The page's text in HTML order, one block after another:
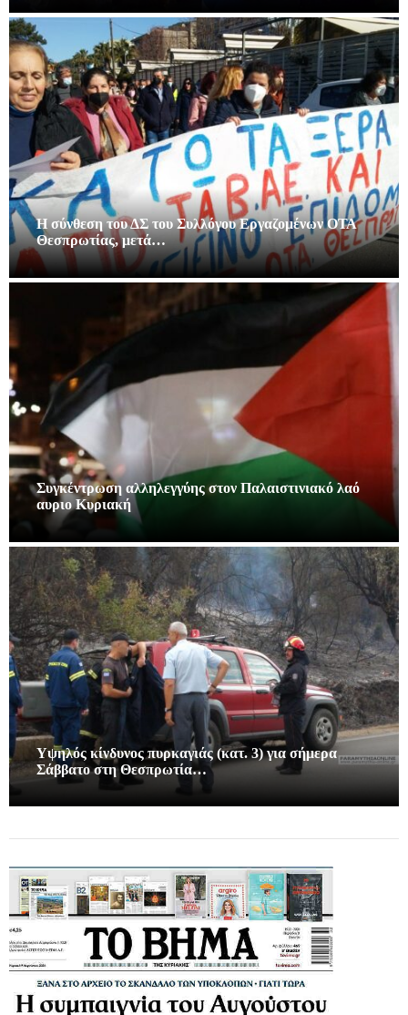
Η σύνθεση του ΔΣ του Συλλόγου Εργαζομένων ΟΤΑ
Θεσπρωτίας, μετά…
Συγκέντρωση αλληλεγγύης στον Παλαιστινιακό λαό
αυριο Κυριακή
Υψηλός κίνδυνος πυρκαγιάς (κατ. 3) για σήμερα
Σάββατο στη Θεσπρωτία…